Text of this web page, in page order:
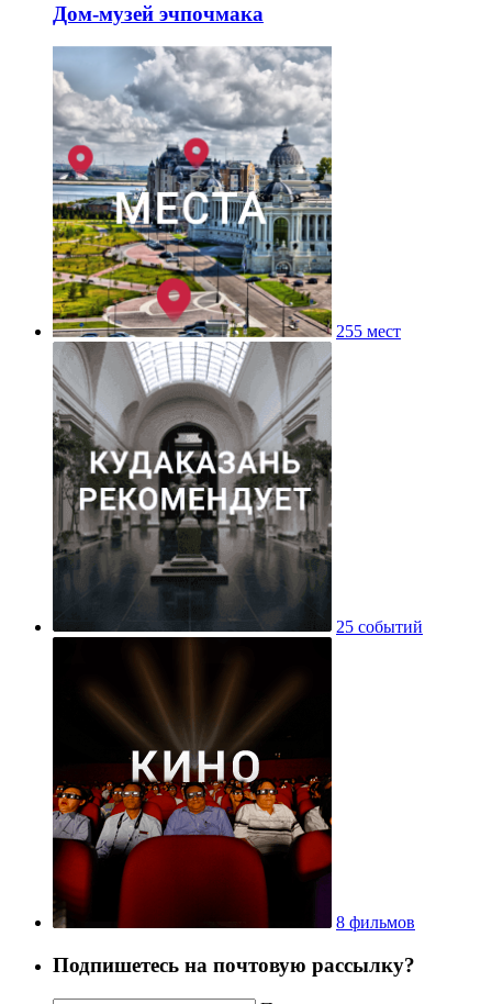
Дом-музей эчпочмака
255 мест
25 событий
8 фильмов
Подпишетесь на почтовую рассылку?